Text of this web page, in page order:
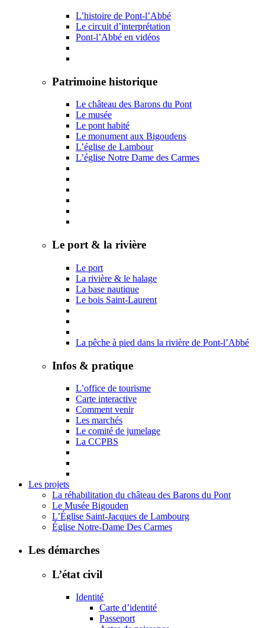
L’histoire de Pont-l’Abbé
Le circuit d’interprétation
Pont-l’Abbé en vidéos
Patrimoine historique
Le château des Barons du Pont
Le musée
Le pont habité
Le monument aux Bigoudens
L’église de Lambour
L’église Notre Dame des Carmes
Le port & la rivière
Le port
La rivière & le halage
La base nautique
Le bois Saint-Laurent
La pêche à pied dans la rivière de Pont-l’Abbé
Infos & pratique
L’office de tourisme
Carte interactive
Comment venir
Les marchés
Le comité de jumelage
La CCPBS
Les projets
La réhabilitation du château des Barons du Pont
Le Musée Bigouden
L’Église Saint-Jacques de Lambourg
Église Notre-Dame Des Carmes
Les démarches
L’état civil
Identité
Carte d’identité
Passeport